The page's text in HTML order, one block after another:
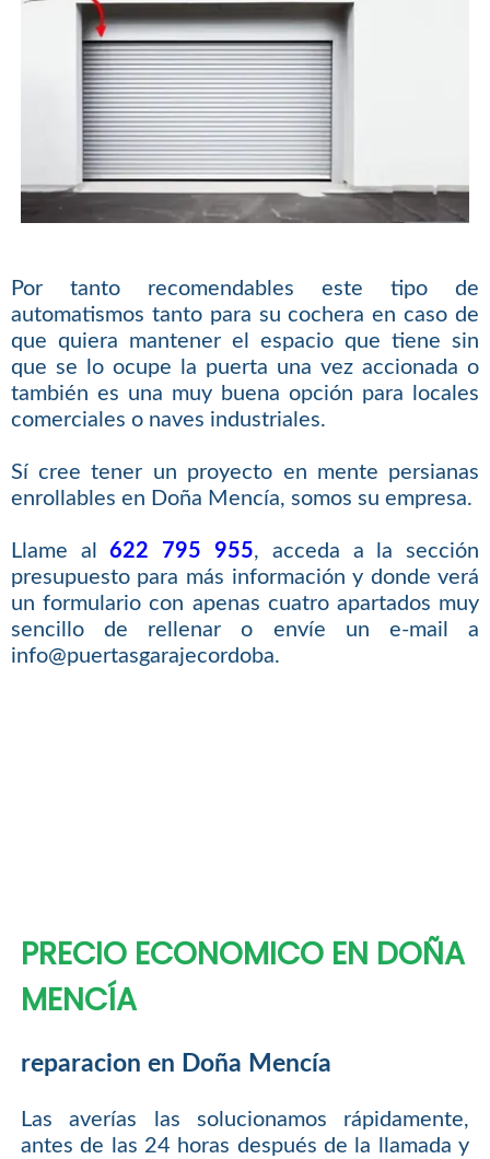
Por tanto recomendables este tipo de
automatismos tanto para su cochera en caso de
que quiera mantener el espacio que tiene sin
que se lo ocupe la puerta una vez accionada o
también es una muy buena opción para locales
comerciales o naves industriales.
Sí cree tener un proyecto en mente persianas
enrollables en Doña Mencía, somos su empresa.
Llame al622 795 955, acceda a la sección
presupuesto para más información y donde verá
un formulario con apenas cuatro apartados muy
sencillo de rellenar o envíe un e-mail a
info@puertasgarajecordoba.
PRECIO ECONOMICO EN DOÑA
MENCÍA
reparacion en Doña Mencía
Las averías las solucionamos rápidamente,
antes de las 24 horas después de la llamada y